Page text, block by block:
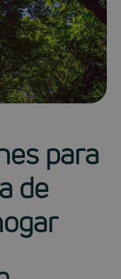
para
de